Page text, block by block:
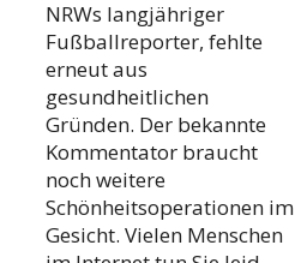
NRWs langjähriger
Fußballreporter, fehlte
erneut aus
gesundheitlichen
Gründen. Der bekannte
Kommentator braucht
noch weitere
Schönheitsoperationen im
Gesicht. Vielen Menschen